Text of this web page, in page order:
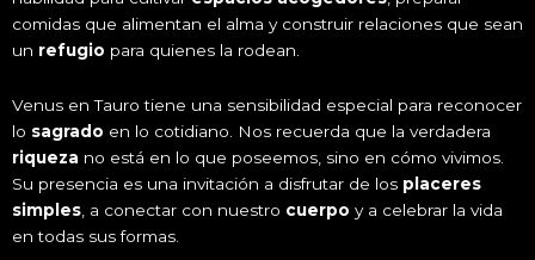
comidas que alimentan el alma y construir relaciones que sean
un refugio para quienes la rodean.
Venus en Tauro tiene una sensibilidad especial para reconocer
lo sagrado en lo cotidiano. Nos recuerda que la verdadera
riqueza no está en lo que poseemos, sino en cómo vivimos.
Su presencia es una invitación a disfrutar de los placeres
simples , a conectar con nuestro cuerpo y a celebrar la vida
en todas sus formas.